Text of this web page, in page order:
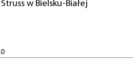
w Bielsku-Białej